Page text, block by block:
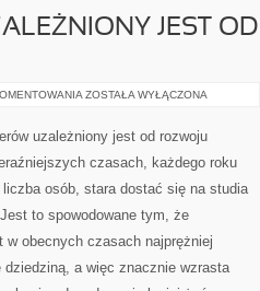
JEST OD
ROZWÓJ
OD
INFORMATYKI
ZOSTAŁA WYŁĄCZONA
uzależniony jest od rozwoju
czasach, każdego roku
osób, stara dostać się na studia
to spowodowane tym, że
w obecnych czasach najprężniej
dziedziną, a więc znacznie wzrasta